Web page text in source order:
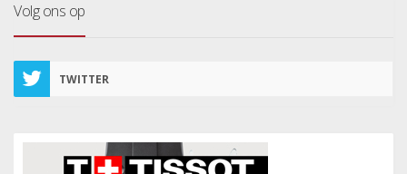
Volg ons op
TWITTER